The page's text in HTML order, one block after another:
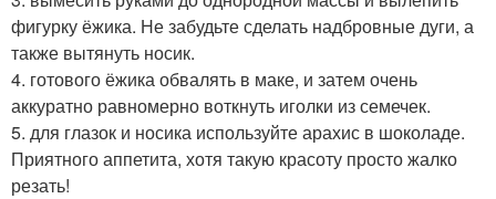
фигурку ёжика. Не забудьте сделать надбровные дуги, а
также вытянуть носик.
4. готового ёжика обвалять в маке, и затем очень
аккуратно равномерно воткнуть иголки из семечек.
5. для глазок и носика используйте арахис в шоколаде.
Приятного аппетита, хотя такую красоту просто жалко
резать!